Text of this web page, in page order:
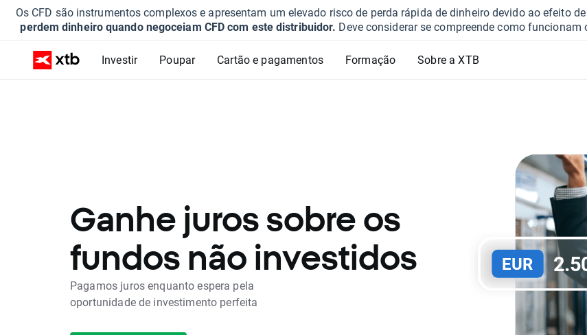
Os CFD são instrumentos complexos e apresentam um elevado risco de perda rápida de dinheiro devido ao efeito
perdem dinheiro quando negoceiam CFD com este distribuidor. Deve considerar se compreende como funcionam
Investir Poupar Cartão e pagamentos Formação Sobre a XTB
Ganhe juros sobre os
fundos não investidos
Pagamos juros enquanto espera pela
oportunidade de investimento perfeita
EUR